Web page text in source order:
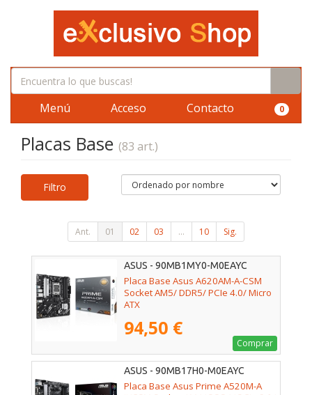
Menú Acceso Contacto 0
Placas Base (83 art.)
Filtro
Ant. 01 02 03 ... 10 Sig.
ASUS - 90MB1MY0-M0EAYC
Placa Base Asus A620AM-A-CSM
Socket AM5/ DDR5/ PCIe 4.0/ Micro
ATX
94,50 €
Comprar
ASUS - 90MB17H0-M0EAYC
Placa Base Asus Prime A520M-A